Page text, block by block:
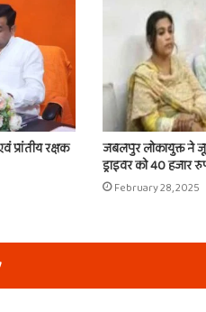
रक्षक
जबलपुर लोकायुक्त ने
ड्राइवर को 40 हजार
February 28, 2025